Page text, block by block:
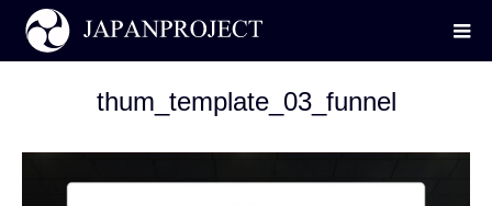
thum_template_03_funnel